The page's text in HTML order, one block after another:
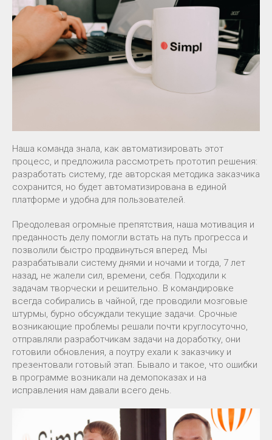
Наша команда знала, как автоматизировать этот
процесс, и предложила рассмотреть прототип решения:
разработать систему, где авторская методика заказчика
сохранится, но будет автоматизирована в единой
платформе и удобна для пользователей.
Преодолевая огромные препятствия, наша мотивация и
преданность делу помогли встать на путь прогресса и
позволили быстро продвинуться вперед. Мы
разрабатывали систему днями и ночами и тогда, 7 лет
назад, не жалели сил, времени, себя. Подходили к
задачам творчески и решительно. В командировке
всегда собирались в чайной, где проводили мозговые
штурмы, бурно обсуждали текущие задачи. Срочные
возникающие проблемы решали почти круглосуточно,
отправляли разработчикам задачи на доработку, они
готовили обновления, а поутру ехали к заказчику и
презентовали готовый этап. Бывало и такое, что ошибки
в программе возникали на демопоказах и на
исправления нам давали всего день.